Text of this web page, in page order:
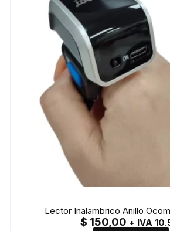
Lector Inalambrico Anillo
$ 150,00 + IVA